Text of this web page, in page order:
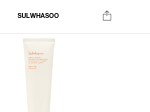
SULWHASOO